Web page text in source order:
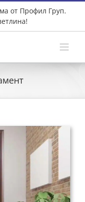
от Профил Груп.